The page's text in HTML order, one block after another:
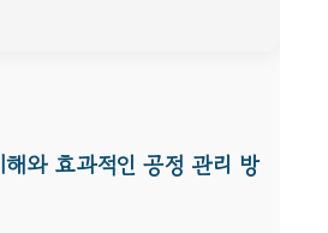
해와 효과적인 공정 관리 방